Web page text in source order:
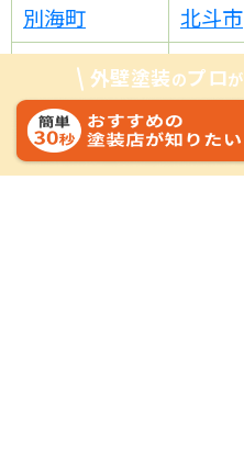
別海町
北斗市
幌加内町
幌延町
ま行
幕別町 増毛町
外壁塗装のプロが